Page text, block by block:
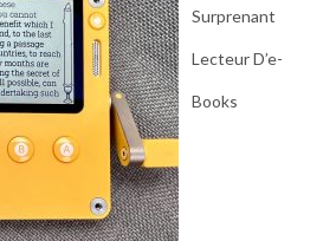
Surprenant
Lecteur D’e-
Books